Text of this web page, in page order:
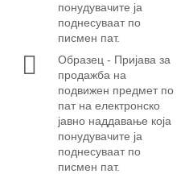
понудувачите ја
поднесуваат по
писмен пат.
Образец - Пријава за
продажба на
подвижен предмет по
пат на електронско
јавно наддавање која
понудувачите ја
поднесуваат по
писмен пат.